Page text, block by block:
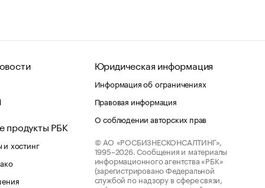
продукты РБК
хостинг
Юридическая информация
Информация об ограничениях
Правовая информация
О соблюдении авторских прав
© АО «РОСБИЗНЕСКОНСАЛТИНГ»,
1995–2026. Сообщения и материалы
информационного агентства «РБК»
(зарегистрировано Федеральной
службой по надзору в сфере связи,